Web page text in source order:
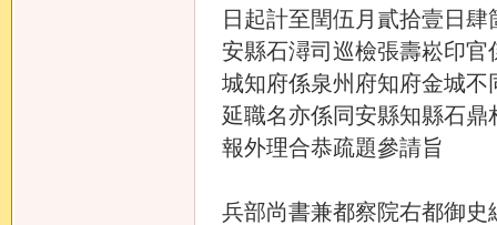
日起計至閏伍月貳拾壹日
安縣石潯司巡檢張壽崧印
城知府係泉州府知府金城
延職名亦係同安縣知縣石
報外理合恭疏題參請旨
兵部尚書兼都察院右都御